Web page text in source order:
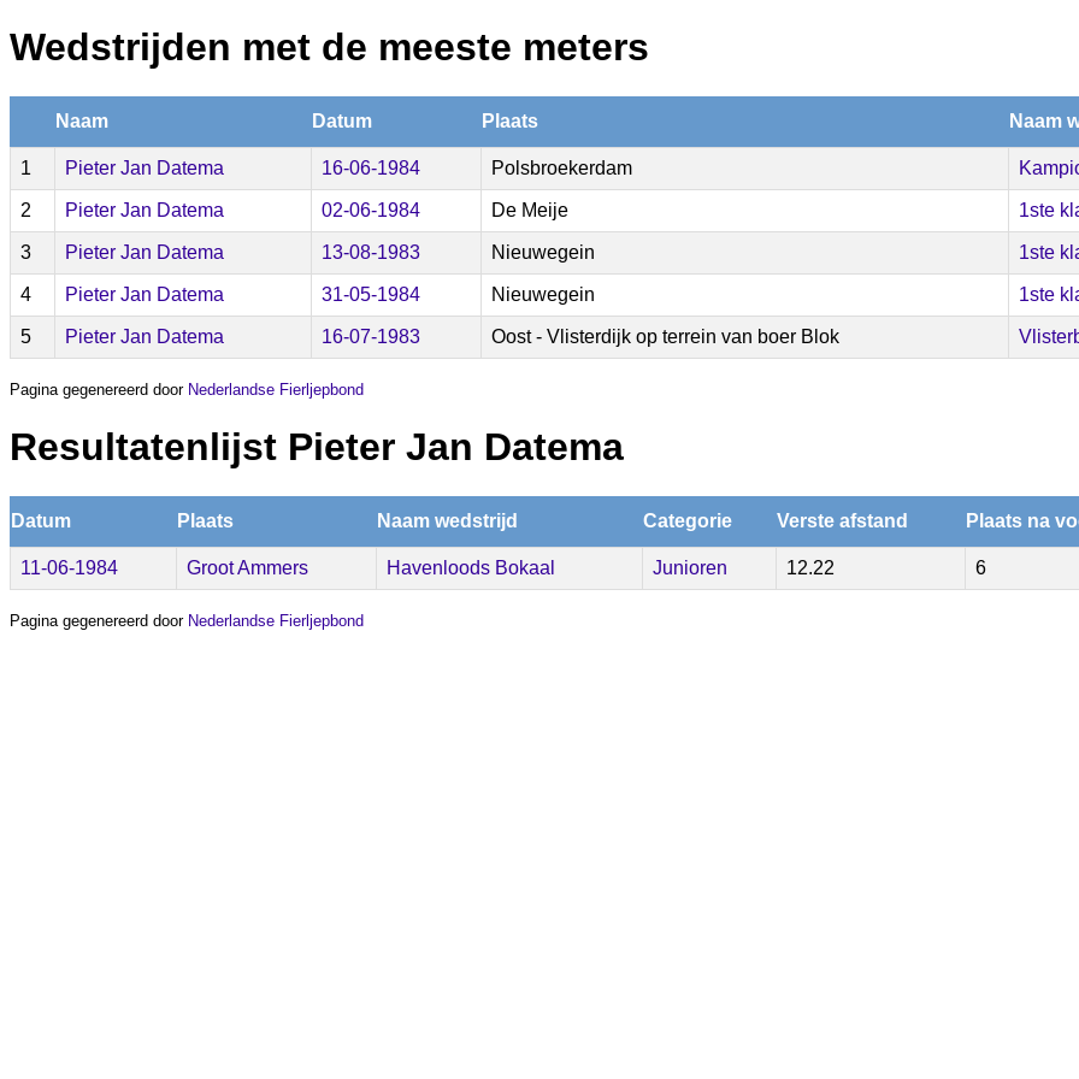
Wedstrijden met de meeste meters
Naam Datum Plaats Naam
1 Pieter Jan Datema 16-06-1984 Polsbroekerdam
2 Pieter Jan Datema 02-06-1984 De Meije 1ste
3 Pieter Jan Datema 13-08-1983 Nieuwegein 1ste
4 Pieter Jan Datema 31-05-1984 Nieuwegein 1ste
5 Pieter Jan Datema 16-07-1983 Oost - Vlisterdijk op terrein van boer Blok
Pagina gegenereerd door Nederlandse Fierljepbond
Resultatenlijst Pieter Jan Datema
Datum Plaats Naam wedstrijd Categorie Verste afstand Plaats na
11-06-1984 Groot Ammers Havenloods Bokaal Junioren 12.22 6
Pagina gegenereerd door Nederlandse Fierljepbond